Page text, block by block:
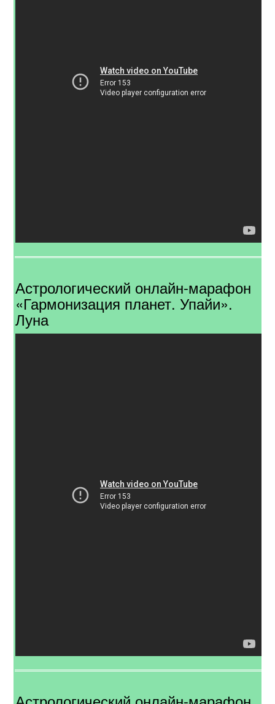
Астрологический онлайн-марафон
«Гармонизация планет. Упайи».
Луна